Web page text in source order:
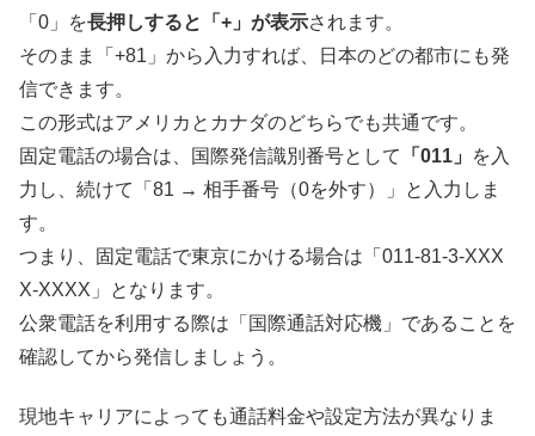
「0」を長押しすると「+」が表示されます。
そのまま「+81」から入力すれば、日本のどの都市にも発
信できます。
この形式はアメリカとカナダのどちらでも共通です。
固定電話の場合は、国際発信識別番号として
「011」
を入
力し、続けて「81 → 相手番号（0を外す）」と入力しま
す。
つまり、固定電話で東京にかける場合は「011-81-3-XXX
X-XXXX」となります。
公衆電話を利用する際は「国際通話対応機」であることを
確認してから発信しましょう。
現地キャリアによっても通話料金や設定方法が異なりま